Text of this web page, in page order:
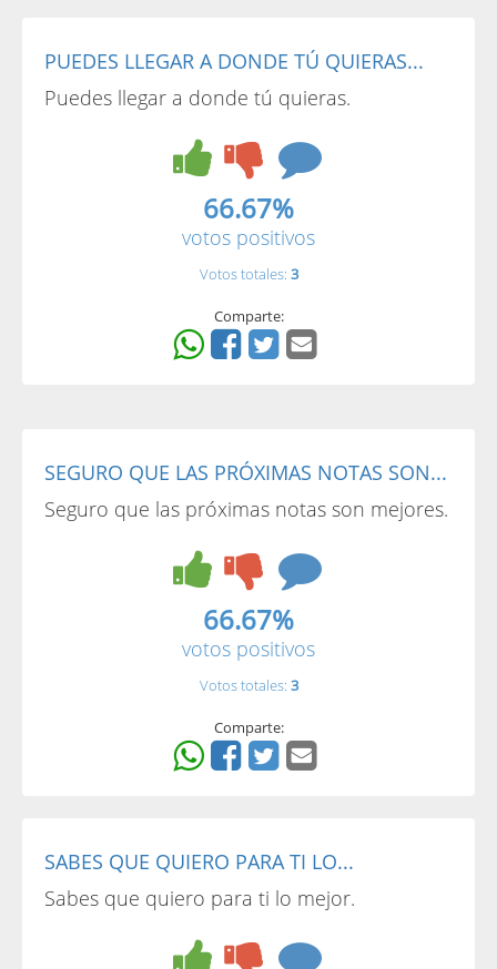
PUEDES LLEGAR A DONDE TÚ QUIERAS...
Puedes llegar a donde tú quieras.
66.67%
votos positivos
Votos totales: 3
Comparte:
SEGURO QUE LAS PRÓXIMAS NOTAS SON...
Seguro que las próximas notas son mejores.
66.67%
votos positivos
Votos totales: 3
Comparte:
SABES QUE QUIERO PARA TI LO...
Sabes que quiero para ti lo mejor.